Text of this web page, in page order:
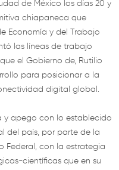
de México los días 20 y
chiapaneca que
Economía y del Trabajo
las líneas de trabajo
el Gobierno de, Rutilio
para posicionar a la
digital global.
y apego con lo establecido
del país, por parte de la
Federal, con la estrategia
científicas que en su